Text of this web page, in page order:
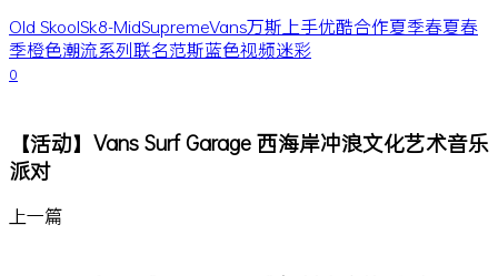
Old SkoolSk8-MidSupremeVans万斯 上手优酷合作夏季春夏春
季橙色潮流系列联名范斯蓝色视频迷彩
0
【活动】Vans Surf Garage 西海岸冲浪文化艺术音乐
派对
上一篇